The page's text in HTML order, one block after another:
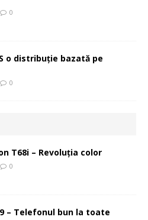
0
o distribuție bazată pe
0
T68i – Revoluţia color
0
– Telefonul bun la toate